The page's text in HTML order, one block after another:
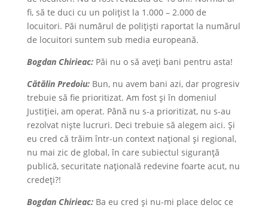
fi, să te duci cu un polițist la 1.000 – 2.000 de
locuitori. Păi numărul de polițiști raportat la numărul
de locuitori suntem sub media europeană.
Bogdan Chirieac:Păi nu o să aveți bani pentru asta!
Cătălin Predoiu:Bun, nu avem bani azi, dar progresiv
trebuie să fie prioritizat. Am fost și în domeniul
Justiției, am operat. Până nu s-a prioritizat, nu s-au
rezolvat niște lucruri. Deci trebuie să alegem aici. Și
eu cred că trăim într-un context național și regional,
nu mai zic de global, în care subiectul siguranță
publică, securitate națională redevine foarte acut, nu
credeți?!
Bogdan Chirieac:Ba eu cred și nu-mi place deloc ce